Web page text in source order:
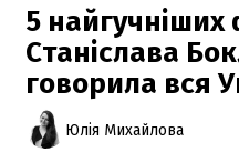
5 найгучніших
Станіслава
говорила вся
Юлія Михайлова